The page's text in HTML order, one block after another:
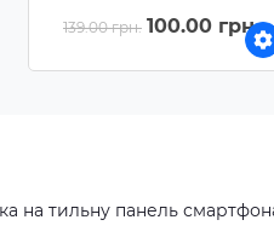
(прозорий)
139.00 грн. 100.00 грн.
на тильну панель